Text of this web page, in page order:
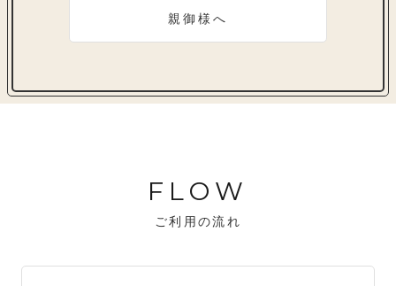
親御様へ
FLOW
ご利用の流れ